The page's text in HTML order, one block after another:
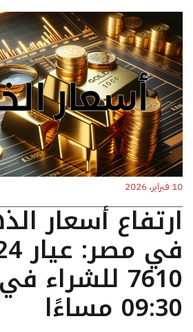
10 فبراير، 2026
ارتفاع أسعار
7610
09:30 مساءًا